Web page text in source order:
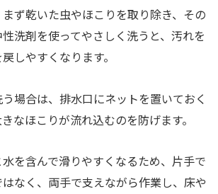
ず乾いた虫やほこりを取り除き、その
洗剤を使ってやさしく洗うと、汚れを
しやすくなります。
場合は、排水口にネットを置いておく
なほこりが流れ込むのを防げます。
を含んで滑りやすくなるため、片手で
なく、両手で支えながら作業し、床や